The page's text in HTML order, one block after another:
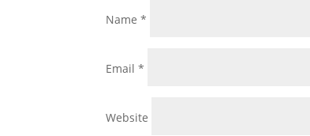
Name*
Email*
Website